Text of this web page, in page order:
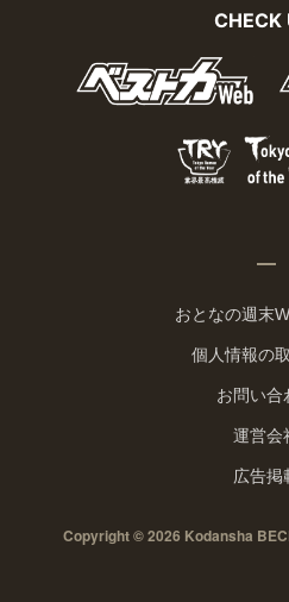
CHECK
おとなの週末
個人情報の
お問い合
運営会
広告掲
Copyright © 2026 Kodansha